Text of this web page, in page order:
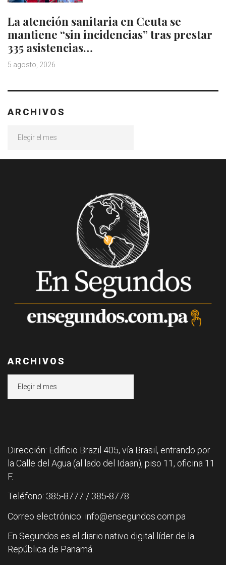
La atención sanitaria en Ceuta se
mantiene “sin incidencias” tras prestar
335 asistencias…
5 agosto, 2026
ARCHIVOS
ARCHIVOS
Dirección: Edificio Brazil 405, vía Brasil, entrando por
la Calle del Agua (al lado del Idaan), piso 11, oficina 11
F.
Teléfono: 385-8777 / 385-8778
Correo electrónico: info@ensegundos.com.pa
En Segundos es el diario nativo digital líder de la
República de Panamá.